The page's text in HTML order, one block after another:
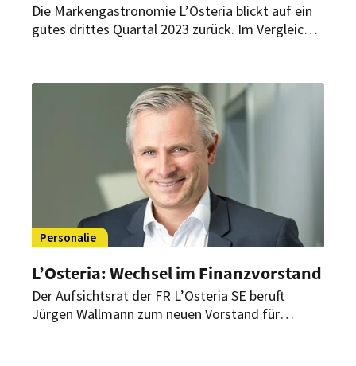
Die Markengastronomie L’Osteria blickt auf ein
gutes drittes Quartal 2023 zurück. Im Vergleich
joy of Italy – everywhere for everyone“ stand die
Internationalisierung im vergangenen Quartal im
Personalie
L’Osteria: Wechsel im Finanzvorstand
Der Aufsichtsrat der FR L’Osteria SE beruft
Jürgen Wallmann zum neuen Vorstand für